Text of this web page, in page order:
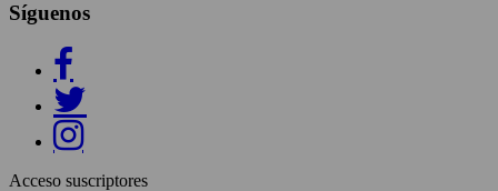
Síguenos
Acceso suscriptores